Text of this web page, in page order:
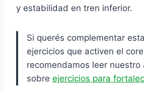
y estabilidad en tren inferior.
Si querés complementar
ejercicios que activen el
recomendamos leer nuestro
sobre ejercicios para